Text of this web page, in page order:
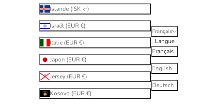
Islande (ISK kr)
Israël (EUR €)
Italie (EUR €)
Japon (EUR €)
Jersey (EUR €)
Kosovo (EUR €)
Français
Langue
Français
English
Deutsch